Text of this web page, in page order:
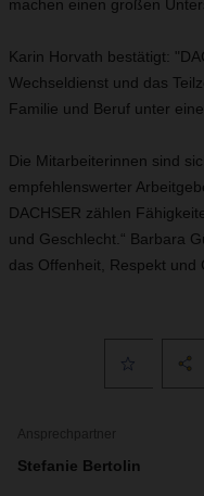
machen einen großen
Karin Horvath bestätigt:
Wechseldienst und das
Familie und Beruf unter
Die Mitarbeiterinnen sind
empfehlenswerter
DACHSER zählen
und Geschlecht.“ Barbara
das Offenheit, Respekt und
Ansprechpartner
Stefanie Bertolin